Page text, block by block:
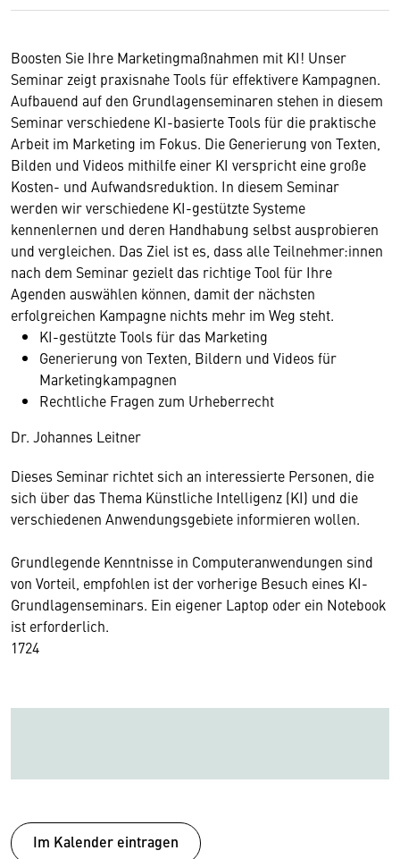
Boosten Sie Ihre Marketingmaßnahmen mit KI! Unser
Seminar zeigt praxisnahe Tools für effektivere Kampagnen.
Aufbauend auf den Grundlagenseminaren stehen in diesem
Seminar verschiedene KI-basierte Tools für die praktische
Arbeit im Marketing im Fokus. Die Generierung von Texten,
Bilden und Videos mithilfe einer KI verspricht eine große
Kosten- und Aufwandsreduktion. In diesem Seminar
werden wir verschiedene KI-gestützte Systeme
kennenlernen und deren Handhabung selbst ausprobieren
und vergleichen. Das Ziel ist es, dass alle Teilnehmer:innen
nach dem Seminar gezielt das richtige Tool für Ihre
Agenden auswählen können, damit der nächsten
erfolgreichen Kampagne nichts mehr im Weg steht.
KI-gestützte Tools für das Marketing
Generierung von Texten, Bildern und Videos für
Marketingkampagnen
Rechtliche Fragen zum Urheberrecht
Dr. Johannes Leitner
Dieses Seminar richtet sich an interessierte Personen, die
sich über das Thema Künstliche Intelligenz (KI) und die
verschiedenen Anwendungsgebiete informieren wollen.
Grundlegende Kenntnisse in Computeranwendungen sind
von Vorteil, empfohlen ist der vorherige Besuch eines KI-
Grundlagenseminars. Ein eigener Laptop oder ein Notebook
ist erforderlich.
1724
Im Kalender eintragen